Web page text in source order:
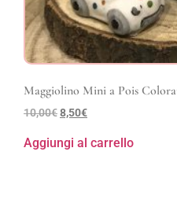
Maggiolino Mini a Pois
10,00€8,50€
Aggiungi al carrello